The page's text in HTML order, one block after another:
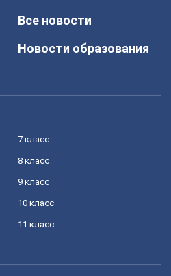
Все новости
Новости образования
7 класс
8 класс
9 класс
10 класс
11 класс